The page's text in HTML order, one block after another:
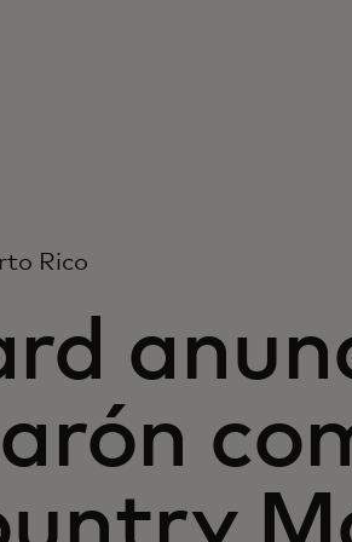
Rico